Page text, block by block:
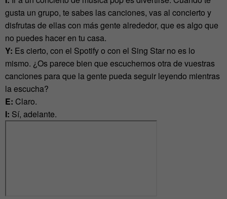
gusta un grupo, te sabes las canciones, vas al concierto y
disfrutas de ellas con más gente alrededor, que es algo que
no puedes hacer en tu casa.
Y: Es cierto, con el Spotify o con el Sing Star no es lo
mismo. ¿Os parece bien que escuchemos otra de vuestras
canciones para que la gente pueda seguir leyendo mientras
la escucha?
E: Claro.
I: Sí, adelante.